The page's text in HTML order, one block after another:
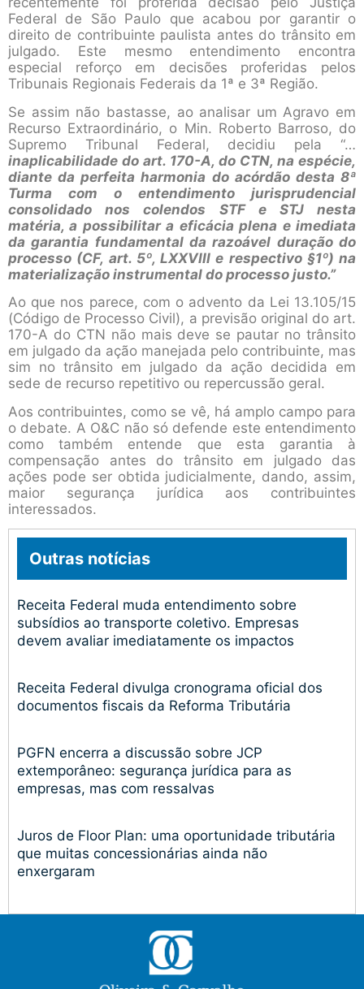
Federal de São Paulo que acabou por garantir o
direito de contribuinte paulista antes do trânsito em
julgado. Este mesmo entendimento encontra
especial reforço em decisões proferidas pelos
Tribunais Regionais Federais da 1ª e 3ª Região.
Se assim não bastasse, ao analisar um Agravo em
Recurso Extraordinário, o Min. Roberto Barroso, do
Supremo Tribunal Federal, decidiu pela “…
inaplicabilidade do art. 170-A, do CTN, na espécie,
diante da perfeita harmonia do acórdão desta 8ª
Turma com o entendimento jurisprudencial
consolidado nos colendos STF e STJ nesta
matéria, a possibilitar a eficácia plena e imediata
da garantia fundamental da razoável duração do
processo (CF, art. 5º, LXXVIII e respectivo §1º) na
materialização instrumental do processo justo.”
Ao que nos parece, com o advento da Lei 13.105/15
(Código de Processo Civil), a previsão original do art.
170-A do CTN não mais deve se pautar no trânsito
em julgado da ação manejada pelo contribuinte, mas
sim no trânsito em julgado da ação decidida em
sede de recurso repetitivo ou repercussão geral.
Aos contribuintes, como se vê, há amplo campo para
o debate. A O&C não só defende este entendimento
como também entende que esta garantia à
compensação antes do trânsito em julgado das
ações pode ser obtida judicialmente, dando, assim,
maior segurança jurídica aos contribuintes
interessados.
Outras notícias
Receita Federal muda entendimento sobre
subsídios ao transporte coletivo. Empresas
devem avaliar imediatamente os impactos
Receita Federal divulga cronograma oficial dos
documentos fiscais da Reforma Tributária
PGFN encerra a discussão sobre JCP
extemporâneo: segurança jurídica para as
empresas, mas com ressalvas
Juros de Floor Plan: uma oportunidade tributária
que muitas concessionárias ainda não
enxergaram